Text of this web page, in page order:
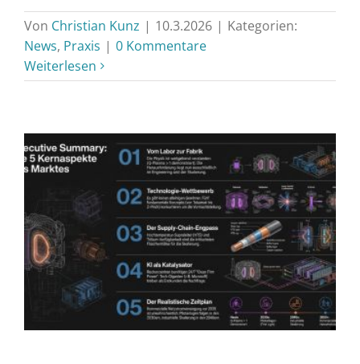
Von Christian Kunz | 10.3.2026 | Kategorien:
News, Praxis | 0 Kommentare
Weiterlesen